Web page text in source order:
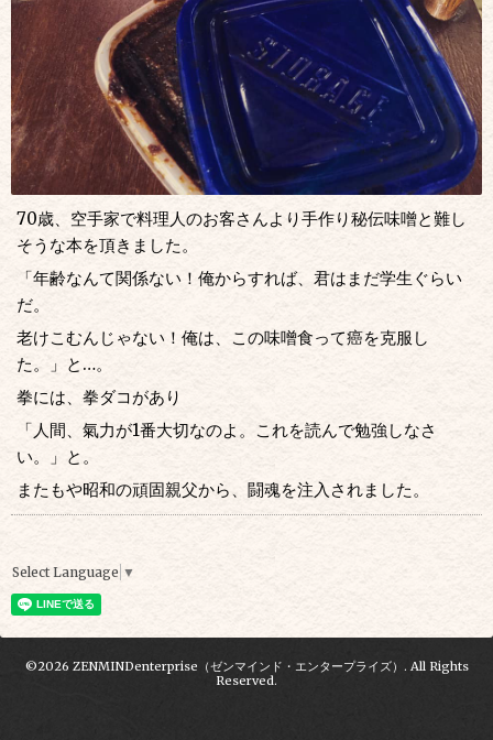
70歳、空手家で料理人のお客さんより手作り秘伝味噌と難し
そうな本を頂きました。
「年齢なんて関係ない！俺からすれば、君はまだ学生ぐらい
だ。
老けこむんじゃない！俺は、この味噌食って癌を克服し
た。」と…。
拳には、拳ダコがあり
「人間、氣力が1番大切なのよ。これを読んで勉強しなさ
い。」と。
またもや昭和の頑固親父から、闘魂を注入されました。
Select Language ▼
©2026 ZENMINDenterprise（ゼンマインド・エンタープライズ） . All Rights
Reserved.